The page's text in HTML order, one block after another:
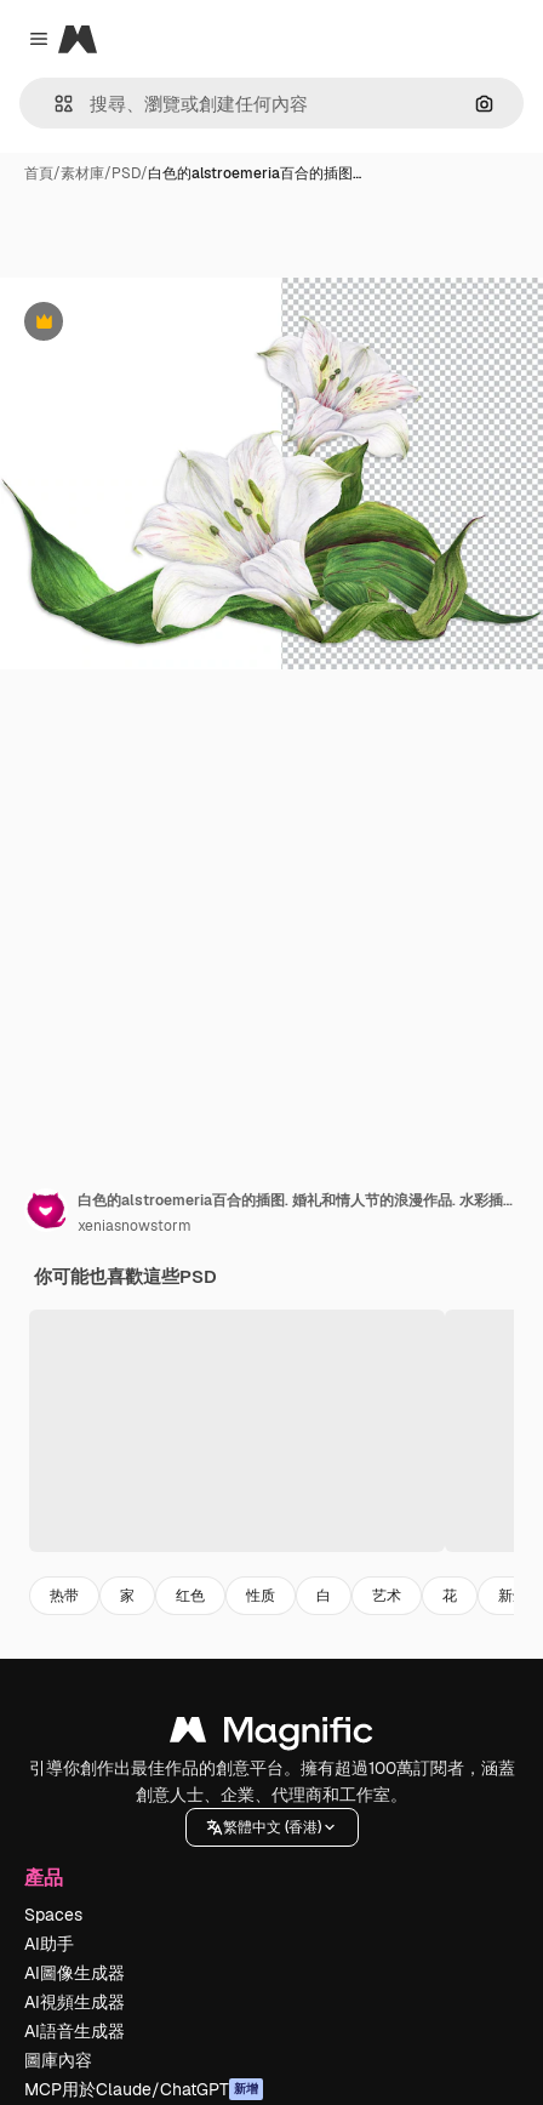
Close menu
Magnific
通過圖
首頁/素材庫/PSD/白色的alstroemeria百合的插图…
Premium
白色的alstroemeria百合的插图. 婚礼和情人节的浪漫作品. 水彩插图,祝贺和邀请的框架
xeniasnowstorm
你可能也喜歡這些PSD
热带 家 红色 性质 白 艺术 花 新鲜
引導你創作出最佳作品的創意平台。擁有超過100萬訂閱者，涵蓋
創意人士、企業、代理商和工作室。
繁體中文 (香港)
產品
Spaces
AI助手
AI圖像生成器
AI視頻生成器
AI語音生成器
圖庫內容
MCP用於Claude/ChatGPT 新增